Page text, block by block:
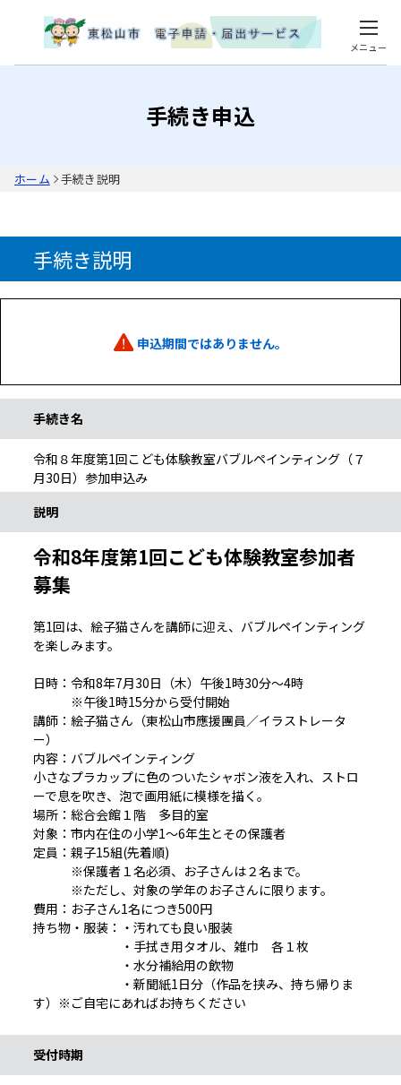
メニュー
手続き申込
ホーム 手続き説明
手続き説明
申込期間ではありません。
手続き名
令和８年度第1回こども体験教室バブルペインティング（７
月30日）参加申込み
説明
令和8年度第1回こども体験教室参加者
募集
第1回は、絵子猫さんを講師に迎え、バブルペインティング
を楽しみます。
日時：令和8年7月30日（木）午後1時30分～4時
※午後1時15分から受付開始
講師：絵子猫さん（東松山市應援團員／イラストレータ
ー）
内容：バブルペインティング
小さなプラカップに色のついたシャボン液を入れ、ストロ
ーで息を吹き、泡で画用紙に模様を描く。
場所：総合会館１階 多目的室
対象：市内在住の小学1～6年生とその保護者
定員：親子15組(先着順)
※保護者１名必須、お子さんは２名まで。
※ただし、対象の学年のお子さんに限ります。
費用：お子さん1名につき500円
持ち物・服装：・汚れても良い服装
・手拭き用タオル、雑巾 各１枚
・水分補給用の飲物
・新聞紙1日分（作品を挟み、持ち帰りま
す）※ご自宅にあればお持ちください
受付時期